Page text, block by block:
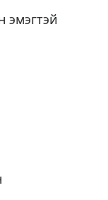
эмэгтэй